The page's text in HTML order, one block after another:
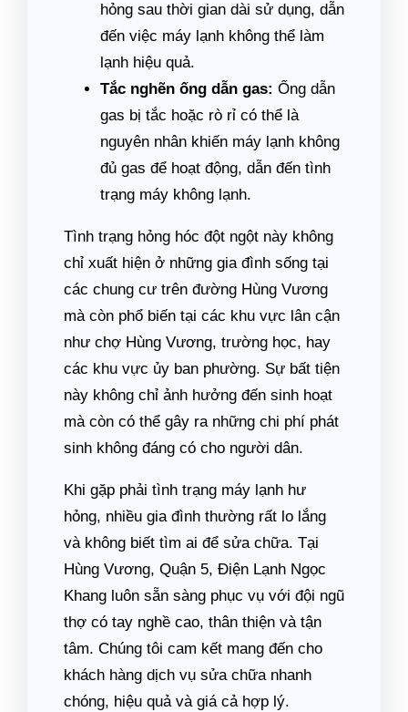
hỏng sau thời gian dài sử dụng, dẫn
đến việc máy lạnh không thể làm
lạnh hiệu quả.
Tắc nghẽn ống dẫn gas: Ống dẫn
gas bị tắc hoặc rò rỉ có thể là
nguyên nhân khiến máy lạnh không
đủ gas để hoạt động, dẫn đến tình
trạng máy không lạnh.
Tình trạng hỏng hóc đột ngột này không
chỉ xuất hiện ở những gia đình sống tại
các chung cư trên đường Hùng Vương
mà còn phổ biến tại các khu vực lân cận
như chợ Hùng Vương, trường học, hay
các khu vực ủy ban phường. Sự bất tiện
này không chỉ ảnh hưởng đến sinh hoạt
mà còn có thể gây ra những chi phí phát
sinh không đáng có cho người dân.
Khi gặp phải tình trạng máy lạnh hư
hỏng, nhiều gia đình thường rất lo lắng
và không biết tìm ai để sửa chữa. Tại
Hùng Vương, Quận 5, Điện Lạnh Ngọc
Khang luôn sẵn sàng phục vụ với đội ngũ
thợ có tay nghề cao, thân thiện và tận
tâm. Chúng tôi cam kết mang đến cho
khách hàng dịch vụ sửa chữa nhanh
chóng, hiệu quả và giá cả hợp lý.